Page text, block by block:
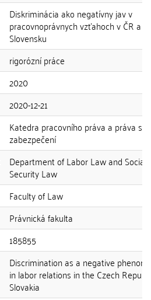
Diskriminácia ako negatívny jav v
pracovnoprávnych vzťahoch v ČR a
Slovensku
rigorózní práce
2020
2020-12-21
Katedra pracovního práva a práva
zabezpečení
Department of Labor Law and Social
Security Law
Faculty of Law
Právnická fakulta
185855
Discrimination as a negative
in labor relations in the Czech
Slovakia